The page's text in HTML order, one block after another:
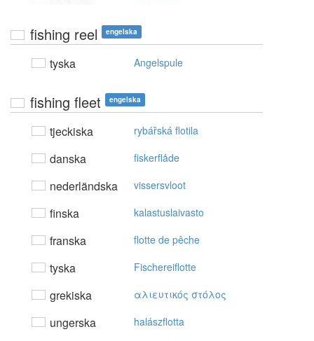
fishing reel engelska
tyska Angelspule
fishing fleet engelska
tjeckiska rybářská flotila
danska fiskerflåde
nederländska vissersvloot
finska kalastuslaivasto
franska flotte de pêche
tyska Fischereiflotte
grekiska αλιευτικός στόλoς
ungerska halászflotta